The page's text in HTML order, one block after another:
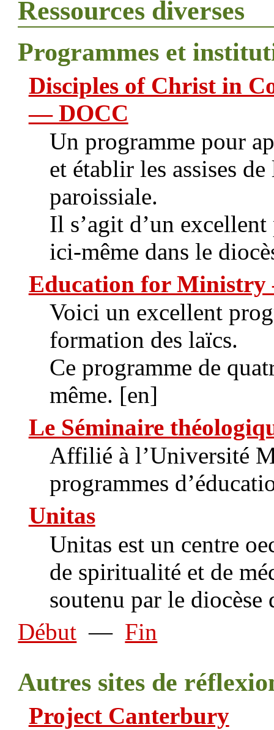
Ressources diverses
Programmes et
Disciples of Christ in
— DOCC
Un programme pour
et établir les assises
paroissiale.
Il s’agit d’un
ici-même dans le
Education for
Voici un excellent
formation des laïcs.
Ce programme de
même. [en]
Le Séminaire
Affilié à l’Université
programmes
Unitas
Unitas est un centre
de spiritualité et de
soutenu par le
Début — Fin
Autres sites de
Project Canterbury